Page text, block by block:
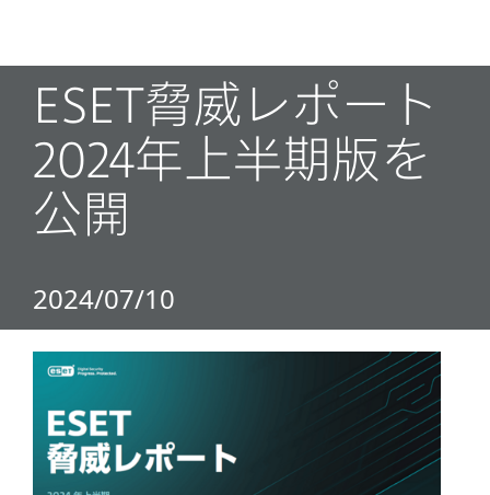
ESET脅威レポート
2024年上半期版を
公開
2024/07/10